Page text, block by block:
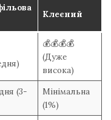
Клеєний
💰💰💰💰
(Дуже
висока)
(3-
Мінімальна
(1%)